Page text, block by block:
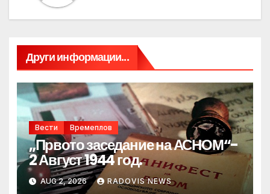
Други информации...
Вести Времеплов
„Првото заседание на АСНОМ“-
2 Август 1944 год.
AUG 2, 2026 RADOVIS NEWS